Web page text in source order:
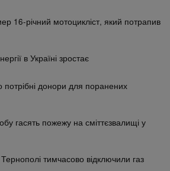
16-річний мотоцикліст, який потрапив
в Україні зростає
потрібні донори для поранених
гасять пожежу на сміттєзвалищі у
тимчасово відключили газ